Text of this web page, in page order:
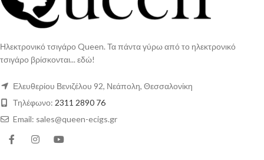
Ηλεκτρονικό τσιγάρο Queen. Τα πάντα γύρω από το ηλεκτρονικό
τσιγάρο βρίσκονται... εδώ!
Ελευθερίου Βενιζέλου 92, Νεάπολη, Θεσσαλονίκη
Τηλέφωνο: 2311 2890 76
Email: sales@queen-ecigs.gr